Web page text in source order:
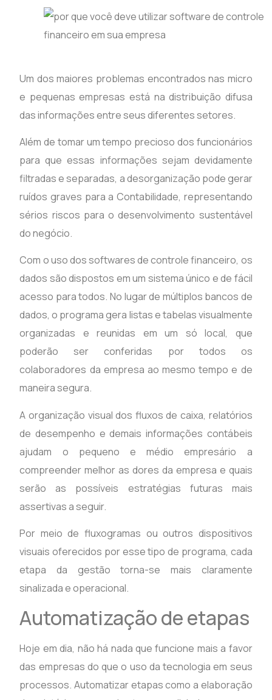
Um dos maiores problemas encontrados nas micro
e pequenas empresas está na distribuição difusa
das informações entre seus diferentes setores.
Além de tomar um tempo precioso dos funcionários
para que essas informações sejam devidamente
filtradas e separadas, a desorganização pode gerar
ruídos graves para a Contabilidade, representando
sérios riscos para o desenvolvimento sustentável
do negócio.
Com o uso dos softwares de controle financeiro, os
dados são dispostos em um sistema único e de fácil
acesso para todos. No lugar de múltiplos bancos de
dados, o programa gera listas e tabelas visualmente
organizadas e reunidas em um só local, que
poderão ser conferidas por todos os
colaboradores da empresa ao mesmo tempo e de
maneira segura.
A organização visual dos fluxos de caixa, relatórios
de desempenho e demais informações contábeis
ajudam o pequeno e médio empresário a
compreender melhor as dores da empresa e quais
serão as possíveis estratégias futuras mais
assertivas a seguir.
Por meio de fluxogramas ou outros dispositivos
visuais oferecidos por esse tipo de programa, cada
etapa da gestão torna-se mais claramente
sinalizada e operacional.
Automatização de etapas
Hoje em dia, não há nada que funcione mais a favor
das empresas do que o uso da tecnologia em seus
processos. Automatizar etapas como a elaboração